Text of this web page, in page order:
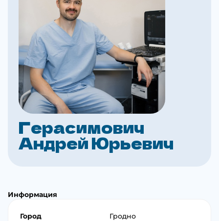
Герасимович
Андрей Юрьевич
Информация
Город Гродно